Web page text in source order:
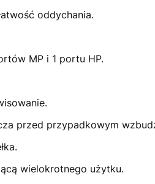
oddychania.
MP i 1 portu HP.
przed przypadkowym
wielokrotnego użytku.